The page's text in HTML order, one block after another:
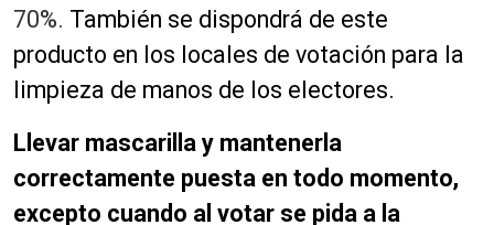
70%. También se dispondrá de este
producto en los locales de votación para la
limpieza de manos de los electores.
Llevar mascarilla y mantenerla
correctamente puesta en todo momento,
excepto cuando al votar se pida a la